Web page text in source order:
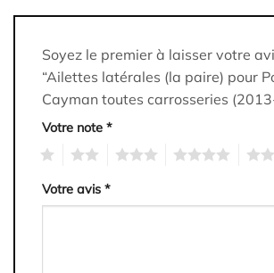
Soyez le premier à laisser votre
“Ailettes latérales (la paire) pour
Cayman toutes carrosseries
Votre note *
Votre avis *